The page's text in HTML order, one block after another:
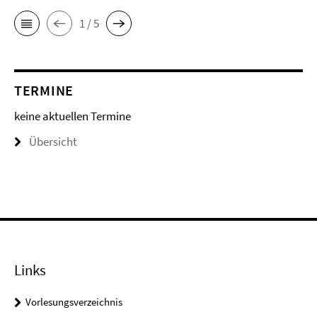
1 / 5
TERMINE
keine aktuellen Termine
Übersicht
Links
Vorlesungsverzeichnis